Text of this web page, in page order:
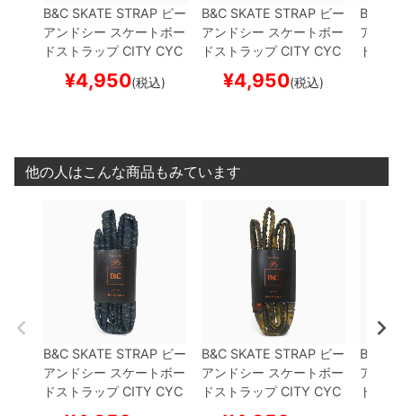
B&C SKATE STRAP ビー
アンドシー スケートボー
ドストラップCITY CYC
LE SKATE LIFE STYLE
NIGHTFLOW DOTスケ
¥4,950(税込)
B&C SKATE STRAP ビー
アンドシー スケートボー
ドストラップCITY CYC
LE SKATE LIFE STYLE
DEEP FORESTスケート
¥4,950(税込)
B&C
アンド
ドスト
他の人はこんな商品もみています
B&C SKATE STRAP ビー
アンドシー スケートボー
ドストラップCITY CYC
B&C SKATE STRAP ビー
アンドシー スケートボー
ドストラップCITY CYC
B&C
アンド
ドスト